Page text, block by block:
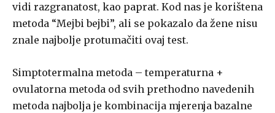
vidi razgranatost, kao paprat. Kod nas je korištena
metoda “Mejbi bejbi”, ali se pokazalo da žene nisu
znale najbolje protumačiti ovaj test.
Simptotermalna metoda – temperaturna +
ovulatorna metoda od svih prethodno navedenih
metoda najbolja je kombinacija mjerenja bazalne